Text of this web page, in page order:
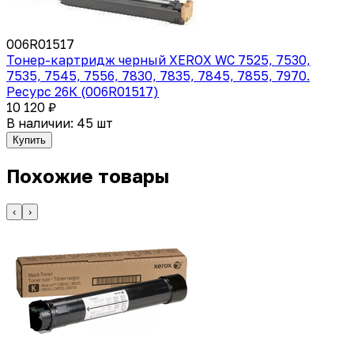
006R01517
Тонер-картридж черный XEROX WC 7525, 7530,
7535, 7545, 7556, 7830, 7835, 7845, 7855, 7970.
Ресурс 26К (006R01517)
10 120 ₽
В наличии: 45 шт
Купить
Похожие товары
‹ ›